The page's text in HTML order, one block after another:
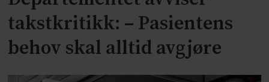
takstkritikk: – Pasientens
behov skal alltid avgjøre